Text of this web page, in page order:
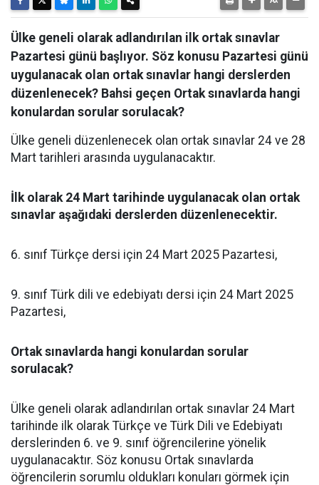
Ülke geneli olarak adlandırılan ilk ortak sınavlar
Pazartesi günü başlıyor. Söz konusu Pazartesi günü
uygulanacak olan ortak sınavlar hangi derslerden
düzenlenecek? Bahsi geçen Ortak sınavlarda hangi
konulardan sorular sorulacak?
Ülke geneli düzenlenecek olan ortak sınavlar 24 ve 28
Mart tarihleri arasında uygulanacaktır.
İlk olarak 24 Mart tarihinde uygulanacak olan ortak
sınavlar aşağıdaki derslerden düzenlenecektir.
6. sınıf Türkçe dersi için 24 Mart 2025 Pazartesi,
9. sınıf Türk dili ve edebiyatı dersi için 24 Mart 2025
Pazartesi,
Ortak sınavlarda hangi konulardan sorular
sorulacak?
Ülke geneli olarak adlandırılan ortak sınavlar 24 Mart
tarihinde ilk olarak Türkçe ve Türk Dili ve Edebiyatı
derslerinden 6. ve 9. sınıf öğrencilerine yönelik
uygulanacaktır. Söz konusu Ortak sınavlarda
öğrencilerin sorumlu oldukları konuları görmek için